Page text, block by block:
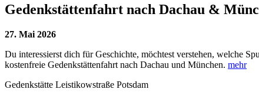
Gedenkstättenfahrt nach Dachau &
27. Mai 2026
Du interessierst dich für Geschichte, möchtest verstehen, welche
kostenfreie Gedenkstättenfahrt nach Dachau und München. mehr
Gedenkstätte Leistikowstraße Potsdam